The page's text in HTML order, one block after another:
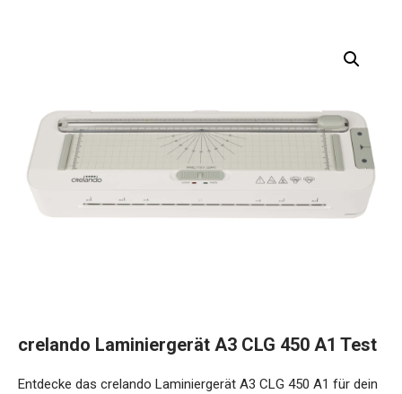
crelando Laminiergerät A3 CLG 450 A1 Test
Entdecke das crelando Laminiergerät A3 CLG 450 A1 für dein